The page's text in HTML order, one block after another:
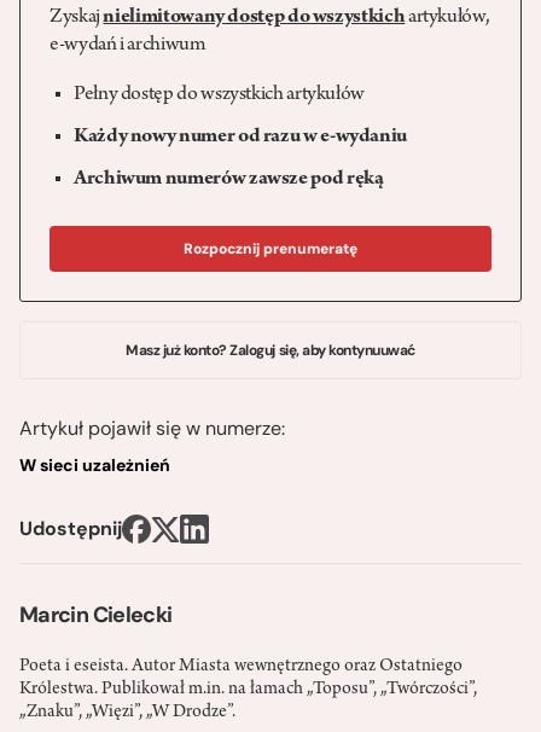
Marcin Cielecki
Poeta i eseista. Autor Miasta wewnętrznego oraz Ostatniego
Królestwa. Publikował m.in. na łamach „Toposu”, „Twórczości”,
„Znaku”, „Więzi”, „W Drodze”.
Zyskajnielimitowany dostęp do wszystkichartykułów,
e-wydań i archiwum
Pełny dostęp do wszystkich artykułów
Każdy nowy numer od razu w e-wydaniu
Archiwum numerów zawsze pod ręką
Rozpocznij prenumeratę
Masz już konto? Zaloguj się, aby kontynuuwać
Artykuł pojawił się w numerze:
W sieci uzależnień
Udostępnij